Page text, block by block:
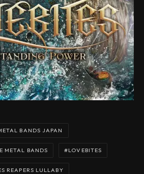
BANDS JAPAN
METAL BANDS LOVEBITES
REAPERS LULLABY